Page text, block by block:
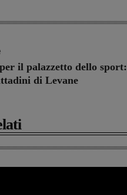
il palazzetto dello sport:
di Levane